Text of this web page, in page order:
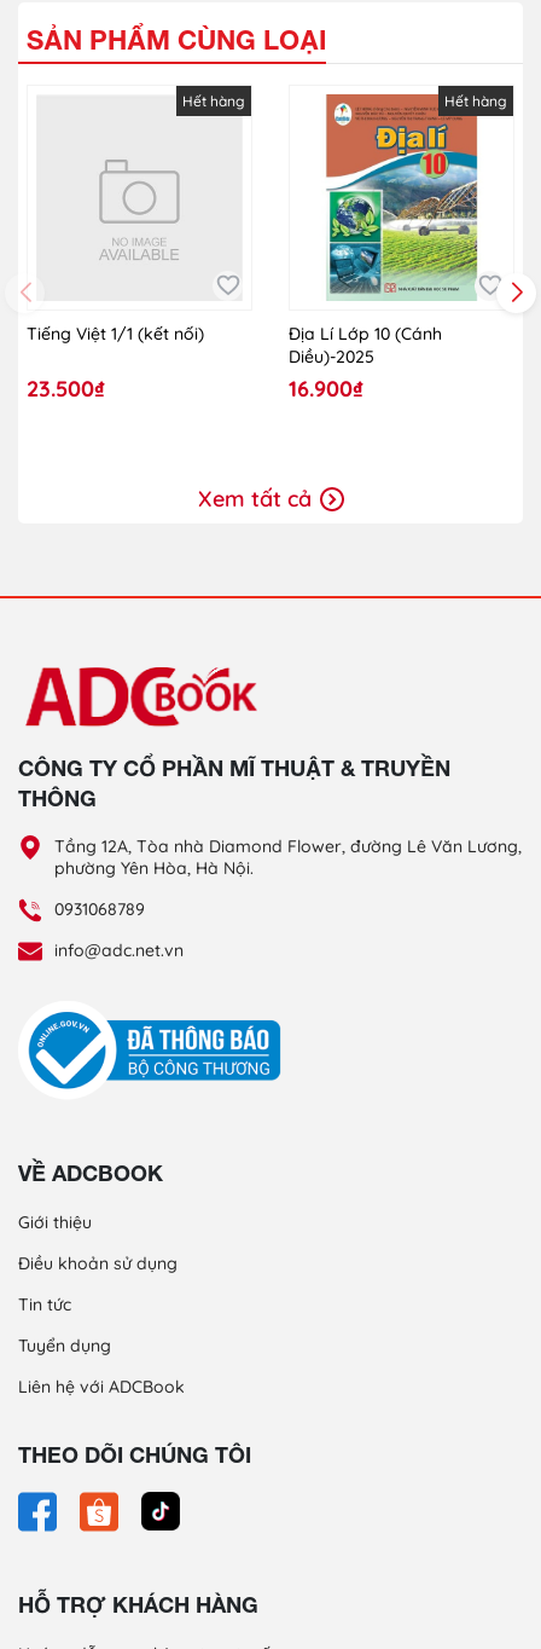
SẢN PHẨM CÙNG LOẠI
Hết hàng
Tiếng Việt 1/1 (kết nối)
23.500₫
Hết hàng
Địa Lí Lớp 10 (Cánh
Diều)-2025
16.900₫
Xem tất cả
CÔNG TY CỔ PHẦN MĨ THUẬT & TRUYỀN
THÔNG
Tầng 12A, Tòa nhà Diamond Flower, đường Lê Văn Lương,
phường Yên Hòa, Hà Nội.
0931068789
info@adc.net.vn
VỀ ADCBOOK
Giới thiệu
Điều khoản sử dụng
Tin tức
Tuyển dụng
Liên hệ với ADCBook
THEO DÕI CHÚNG TÔI
HỖ TRỢ KHÁCH HÀNG